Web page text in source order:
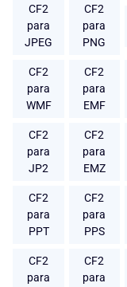
CF2
para
JPEG
CF2
para
PNG
CF2
para
WMF
CF2
para
EMF
CF2
para
JP2
CF2
para
EMZ
CF2
para
PPT
CF2
para
PPS
CF2
para
CF2
para